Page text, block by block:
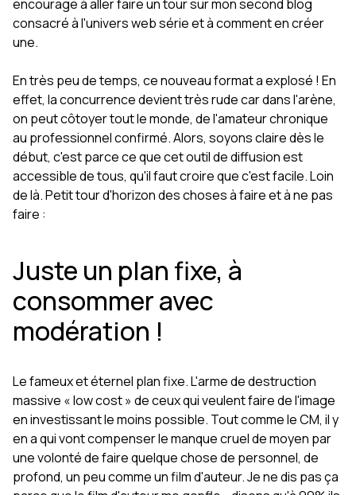
encourage à aller faire un tour sur mon second blog
consacré à l'univers web série et à comment en créer
une.
En très peu de temps, ce nouveau format a explosé ! En
effet, la concurrence devient très rude car dans l'arène,
on peut côtoyer tout le monde, de l'amateur chronique
au professionnel confirmé. Alors, soyons claire dès le
début, c'est parce ce que cet outil de diffusion est
accessible de tous, qu'il faut croire que c'est facile. Loin
de là. Petit tour d'horizon des choses à faire et à ne pas
faire :
Juste un plan fixe, à
consommer avec
modération !
Le fameux et éternel plan fixe. L'arme de destruction
massive « low cost » de ceux qui veulent faire de l'image
en investissant le moins possible. Tout comme le CM, il y
en a qui vont compenser le manque cruel de moyen par
une volonté de faire quelque chose de personnel, de
profond, un peu comme un film d'auteur. Je ne dis pas ça